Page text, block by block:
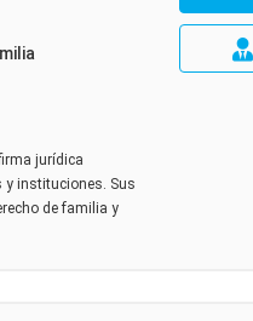
jurídica
y instituciones. Sus
de familia y